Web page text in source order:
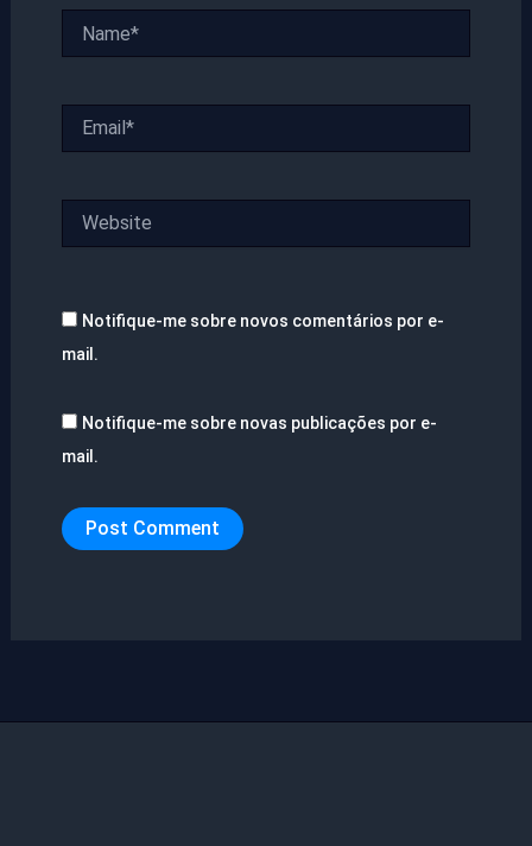
Notifique-me sobre novos comentários por e-
mail.
Notifique-me sobre novas publicações por e-
mail.